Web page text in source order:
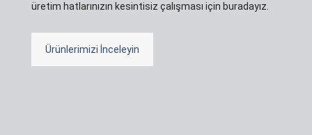
üretim hatlarınızın kesintisiz çalışması için buradayız.
Ürünlerimizi İnceleyin